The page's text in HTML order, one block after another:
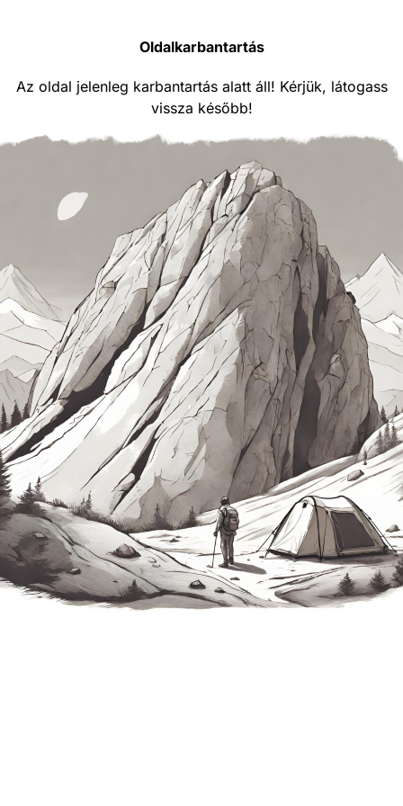
Oldalkarbantartás
Az oldal jelenleg karbantartás alatt áll! Kérjük, látogass
vissza később!